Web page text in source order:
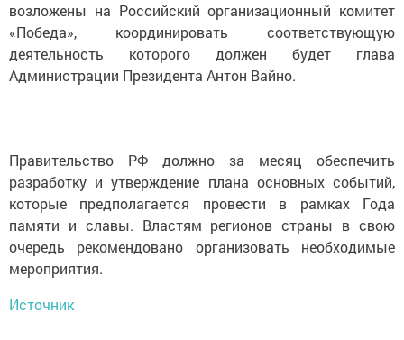
возложены на Российский организационный комитет
«Победа», координировать соответствующую
деятельность которого должен будет глава
Администрации Президента Антон Вайно.
Правительство РФ должно за месяц обеспечить
разработку и утверждение плана основных событий,
которые предполагается провести в рамках Года
памяти и славы. Властям регионов страны в свою
очередь рекомендовано организовать необходимые
мероприятия.
Источник